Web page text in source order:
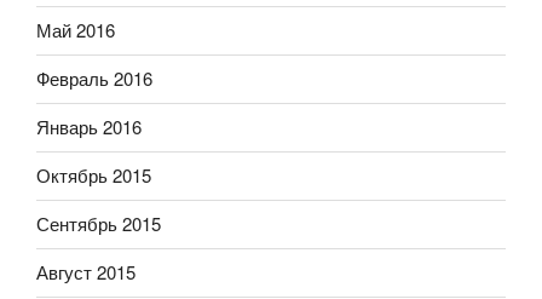
Май 2016
Февраль 2016
Январь 2016
Октябрь 2015
Сентябрь 2015
Август 2015